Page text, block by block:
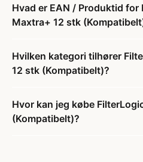
Hvad er EAN / Produktid for
Maxtra+ 12 stk
Hvilken kategori tilhører
12 stk (Kompatibelt)?
Hvor kan jeg købe
(Kompatibelt)?